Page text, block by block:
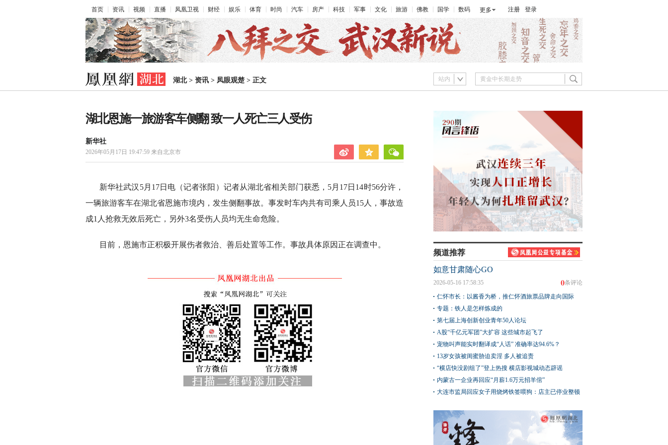
首页 资讯 视频 直播 凤凰卫视 财经 娱乐 体育 时尚 汽车 房产 科技 军事 文化 旅游 佛教 国学 数码 更多 注册 登录
湖北> 资讯 > 凤眼观楚 > 正文 站内
湖北恩施一旅游客车侧翻 致一人死亡三人受伤
新华社
2026年05月17日 19:47:59 来自北京市
新华社武汉5月17日电（记者张阳）记者从湖北省相关部门获悉，5月17日14时56分许，
一辆旅游客车在湖北省恩施市境内，发生侧翻事故。事发时车内共有司乘人员15人，事故造
成1人抢救无效后死亡，另外3名受伤人员均无生命危险。
目前，恩施市正积极开展伤者救治、善后处置等工作。事故具体原因正在调查中。
频道推荐
如意甘肃随心GO
0条评论
2026-05-16 17:58:35
仁怀市长：以酱香为桥，推仁怀酒旅票品牌走向国际
专题：铁人是怎样炼成的
第七届上海创新创业青年50人论坛
A股“千亿元军团”大扩容 这些城市起飞了
宠物叫声能实时翻译成“人话” 准确率达94.6%？
13岁女孩被闺蜜胁迫卖淫 多人被追责
“横店快没剧组了”登上热搜 横店影视城动态辟谣
内蒙古一企业再回应“月薪1.6万元招羊倌”
大连市监局回应女子用烧烤铁签喂狗：店主已停业整顿